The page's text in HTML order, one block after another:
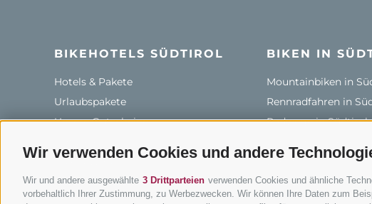
Wir verwenden Cookies und andere
Wir und andere ausgewählte 3 Drittparteien verwenden Cookies und ähnliche
vorbehaltlich Ihrer Zustimmung, zu Werbezwecken. Wir können Ihre Daten zum
BIKEHOTELS SÜDTIROL
Hotels & Pakete
Urlaubspakete
Unsere Gutscheine
Bike & Work
BIKEN IN
Mountainbiken in
Rennradfahren in
Radwege in Südtirol
Bike-Schulen
Tourenzentrale